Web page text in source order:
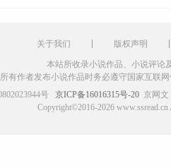
关于我们 版权声明
本站所收录小说作品、小说评论
有作者发布小说作品时务必遵守国家互联
号
京ICP备16016315号-20 京网文
Copyright©2016-2026